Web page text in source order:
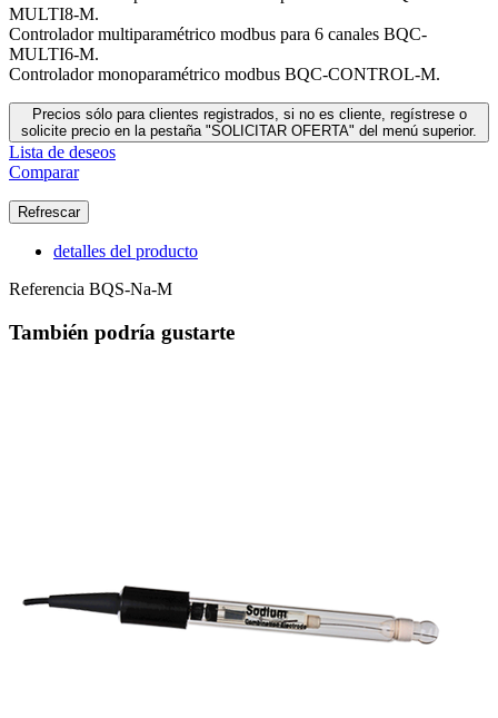
MULTI8-M.
Controlador multiparamétrico modbus para 6 canales BQC-
MULTI6-M.
Controlador monoparamétrico modbus BQC-CONTROL-M.
Precios sólo para clientes registrados, si no es cliente, regístrese o
solicite precio en la pestaña "SOLICITAR OFERTA" del menú superior.
Lista de deseos
Comparar
detalles del producto
Referencia BQS-Na-M
También podría gustarte